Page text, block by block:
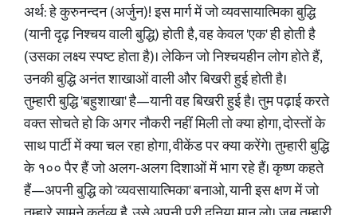
अर्थ: हे कुरुनन्दन (अर्जुन)! इस मार्ग में जो व्यवसायात्मिका बुद्धि
(यानी दृढ़ निश्चय वाली बुद्धि) होती है, वह केवल 'एक' ही होती है
(उसका लक्ष्य स्पष्ट होता है)। लेकिन जो निश्चयहीन लोग होते हैं,
उनकी बुद्धि अनंत शाखाओं वाली और बिखरी हुई होती है।
तुम्हारी बुद्धि 'बहुशाखा' है—यानी वह बिखरी हुई है। तुम पढ़ाई करते
वक्त सोचते हो कि अगर नौकरी नहीं मिली तो क्या होगा, दोस्तों के
साथ पार्टी में क्या चल रहा होगा, वीकेंड पर क्या करेंगे। तुम्हारी बुद्धि
के १०० पैर हैं जो अलग-अलग दिशाओं में भाग रहे हैं। कृष्ण कहते
हैं—अपनी बुद्धि को 'व्यवसायात्मिका' बनाओ, यानी इस क्षण में जो